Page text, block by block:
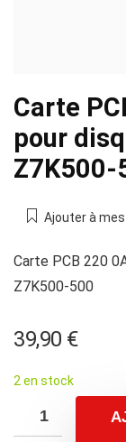
Carte
pour
Z7K500-
Ajouter à
Carte PCB 220
Z7K500-500
39,90 €
2 en stock